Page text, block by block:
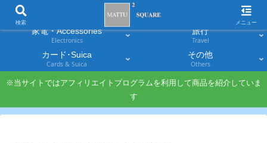
家電・Accessories
Electronics
旅行
Travel
カード･Suica
Cards & Suica
その他
Others
※当サイトではアフィリエイトプログラムを利用して商品を紹介していま
す
検索 メニュー